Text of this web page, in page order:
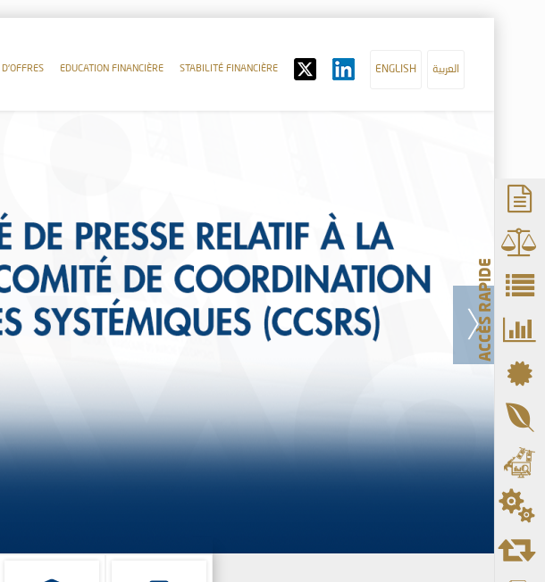
EDUCATION FINANCIÈRE STABILITÉ FINANCIÈRE ENGLISH العربية
ACCÈS RAPIDE